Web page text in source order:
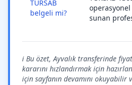
TÜRSAB
belgeli mi?
sunan
ℹ️ Bu özet, Ayvalık transferinde
kararını hızlandırmak için
için sayfanın devamını